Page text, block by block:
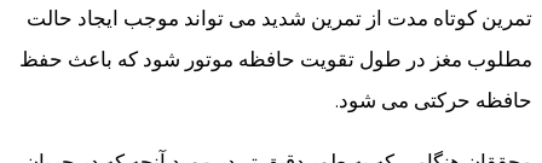
تمرین کوتاه مدت از تمرین شدید می تواند موجب ایجاد حالت
مطلوب مغز در طول تقویت حافظه موتور شود که باعث حفظ
حافظه حرکتی می شود.